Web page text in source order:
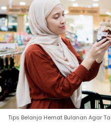
Tips Belanja Hemat Bulanan Agar